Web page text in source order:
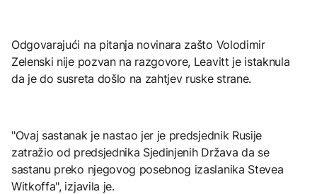
Odgovarajući na pitanja novinara zašto Volodimir
Zelenski nije pozvan na razgovore, Leavitt je istaknula
da je do susreta došlo na zahtjev ruske strane.
"Ovaj sastanak je nastao jer je predsjednik Rusije
zatražio od predsjednika Sjedinjenih Država da se
sastanu preko njegovog posebnog izaslanika Stevea
Witkoffa", izjavila je.